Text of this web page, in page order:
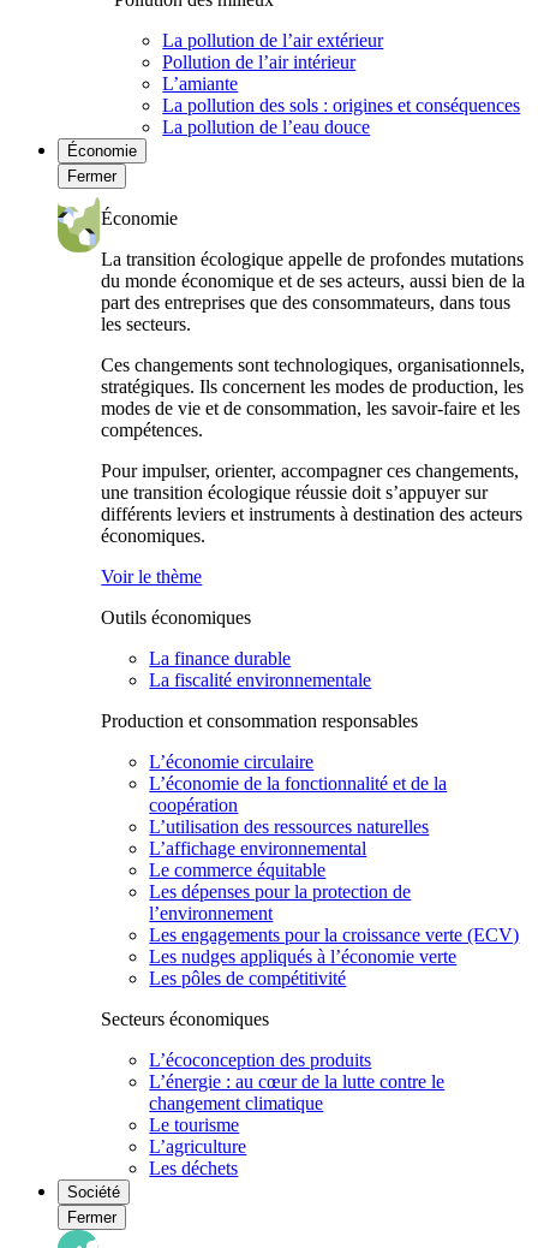
La pollution de l’air extérieur
Pollution de l’air intérieur
L’amiante
La pollution des sols : origines et conséquences
La pollution de l’eau douce
Économie
Fermer
Économie
La transition écologique appelle de profondes mutations
du monde économique et de ses acteurs, aussi bien de la
part des entreprises que des consommateurs, dans tous
les secteurs.
Ces changements sont technologiques, organisationnels,
stratégiques. Ils concernent les modes de production, les
modes de vie et de consommation, les savoir-faire et les
compétences.
Pour impulser, orienter, accompagner ces changements,
une transition écologique réussie doit s’appuyer sur
différents leviers et instruments à destination des acteurs
économiques.
Voir le thème
Outils économiques
La finance durable
La fiscalité environnementale
Production et consommation responsables
L’économie circulaire
L’économie de la fonctionnalité et de la
coopération
L’utilisation des ressources naturelles
L’affichage environnemental
Le commerce équitable
Les dépenses pour la protection de
l’environnement
Les engagements pour la croissance verte (ECV)
Les nudges appliqués à l’économie verte
Les pôles de compétitivité
Secteurs économiques
L’écoconception des produits
L’énergie : au cœur de la lutte contre le
changement climatique
Le tourisme
L’agriculture
Les déchets
Société
Fermer